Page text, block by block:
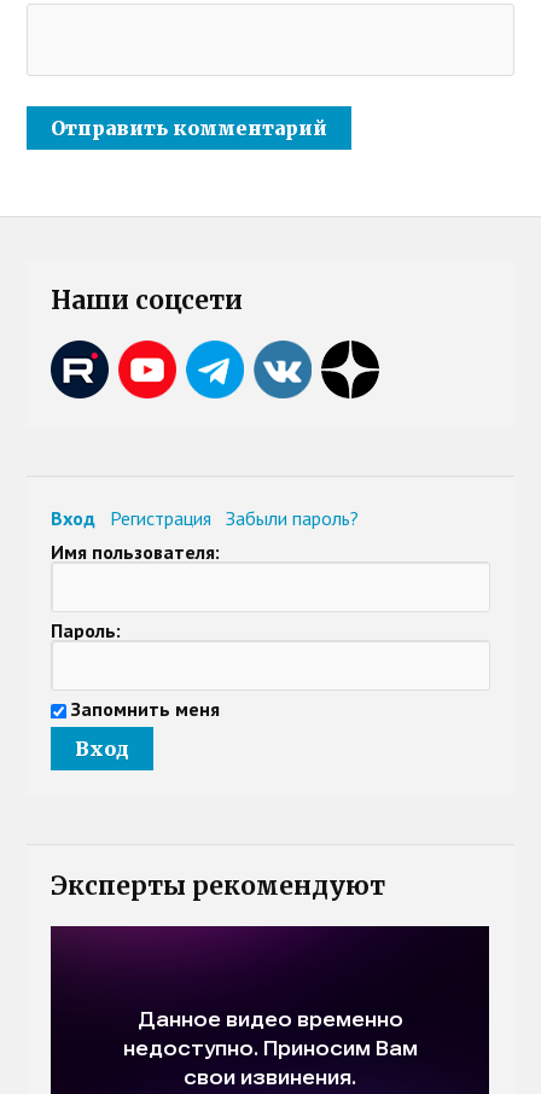
Наши соцсети
Вход Регистрация
Забыли пароль?
Имя пользователя:
Пароль:
Запомнить меня
Эксперты рекомендуют